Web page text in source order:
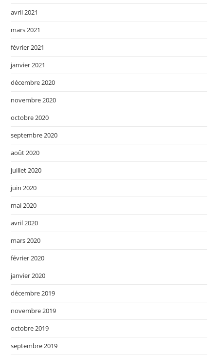
avril 2021
mars 2021
février 2021
janvier 2021
décembre 2020
novembre 2020
octobre 2020
septembre 2020
août 2020
juillet 2020
juin 2020
mai 2020
avril 2020
mars 2020
février 2020
janvier 2020
décembre 2019
novembre 2019
octobre 2019
septembre 2019